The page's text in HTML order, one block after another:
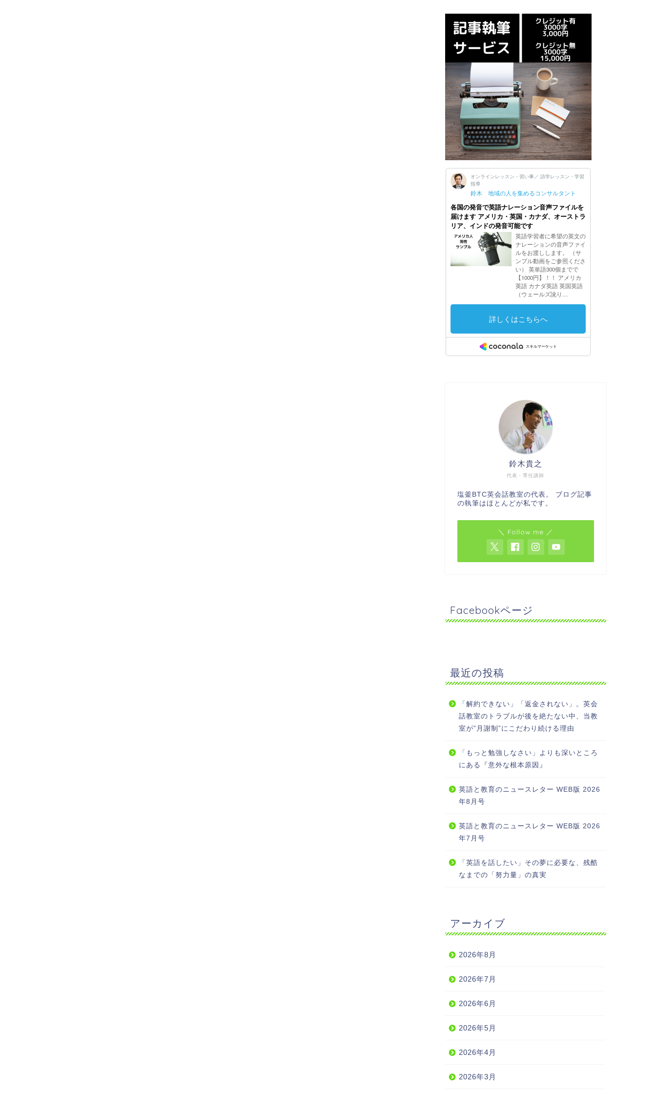
代表・専任講師
鈴木貴之
塩釜BTC英会話教室の代表。 ブログ記事
の執筆はほとんどが私です。
＼ Follow me ／
Facebookページ
最近の投稿
「解約できない」「返金されない」。英会
話教室のトラブルが後を絶たない中、当教
室が”月謝制”にこだわり続ける理由
「もっと勉強しなさい」よりも深いところ
にある『意外な根本原因』
英語と教育のニュースレター WEB版 2026
年8月号
英語と教育のニュースレター WEB版 2026
年7月号
「英語を話したい」その夢に必要な、残酷
なまでの「努力量」の真実
アーカイブ
2026年8月
2026年7月
2026年6月
2026年5月
2026年4月
2026年3月